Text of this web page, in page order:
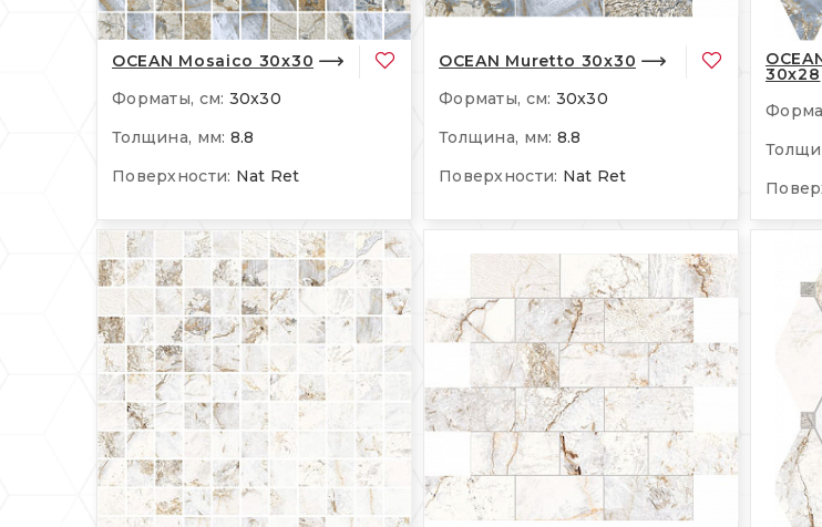
OCEAN Mosaico 30x30
Форматы, см: 30x30
Толщина, мм: 8.8
Поверхности: Nat Ret
OCEAN Muretto 30x30
Форматы, см: 30x30
Толщина, мм: 8.8
Поверхности: Nat Ret
30x28